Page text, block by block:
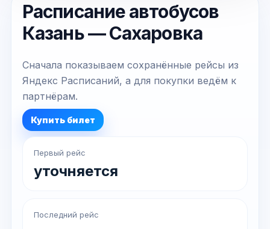
Расписание автобусов
Казань — Сахаровка
Сначала показываем сохранённые рейсы из
Яндекс Расписаний, а для покупки ведём к
партнёрам.
Купить билет
Первый рейс
уточняется
Последний рейс